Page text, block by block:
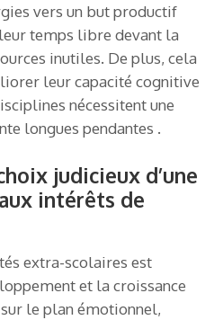
vers un but productif
temps libre devant la
inutiles. De plus, cela
leur capacité cognitive
nécessitent une
longues pendantes .
judicieux d’une
intérêts de
extra-scolaires est
et la croissance
le plan émotionnel,